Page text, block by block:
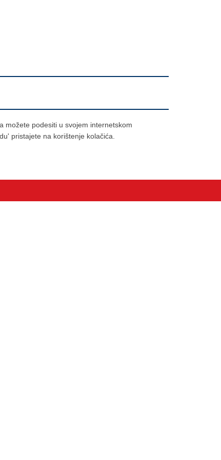
možete podesiti u svojem internetskom
pristajete na korištenje kolačića.